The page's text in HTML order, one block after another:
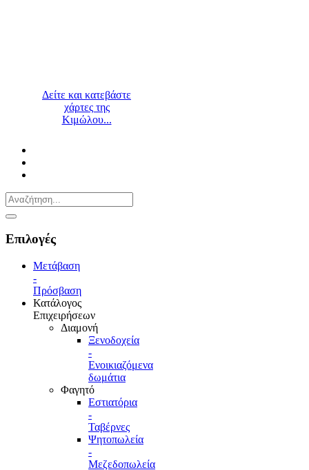
Δείτε και κατεβάστε
χάρτες της
Κιμώλου...
Επιλογές
Μετάβαση
-
Πρόσβαση
Κατάλογος
Επιχειρήσεων
Διαμονή
Ξενοδοχεία
-
Ενοικιαζόμενα
δωμάτια
Φαγητό
Εστιατόρια
-
Ταβέρνες
Ψητοπωλεία
-
Μεζεδοπωλεία